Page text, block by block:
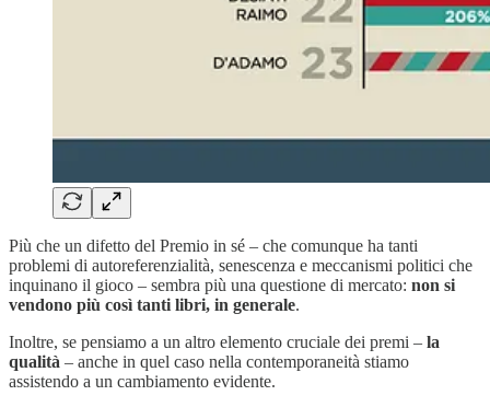
Più che un difetto del Premio in sé – che comunque ha tanti
problemi di autoreferenzialità, senescenza e meccanismi politici che
inquinano il gioco – sembra più una questione di mercato: non si
vendono più così tanti libri, in generale.
Inoltre, se pensiamo a un altro elemento cruciale dei premi – la
qualità – anche in quel caso nella contemporaneità stiamo
assistendo a un cambiamento evidente.